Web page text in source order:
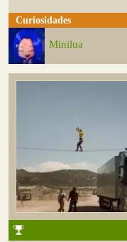
Curiosidades
Minilua